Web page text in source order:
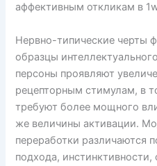
аффективным откликам в
Нервно-типические черты
образцы
персоны проявляют
рецепторным стимулам, в
требуют более мощного
же величины активации.
переработки различаются
подхода, инстинктивности,